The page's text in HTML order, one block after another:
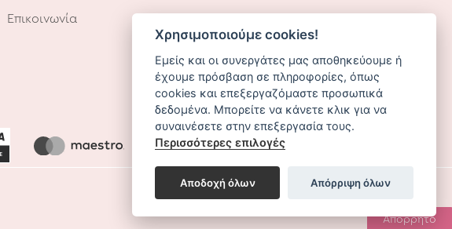
Απόρρητο
Επικοινωνία
Χρησιμοποιούμε cookies!
Εμείς και οι συνεργάτες μας αποθηκεύουμε ή
έχουμε πρόσβαση σε πληροφορίες, όπως
cookies και επεξεργαζόμαστε προσωπικά
δεδομένα. Μπορείτε να κάνετε κλικ για να
συναινέσετε στην επεξεργασία τους.
Περισσότερες επιλογές
Αποδοχή όλων Απόρριψη όλων